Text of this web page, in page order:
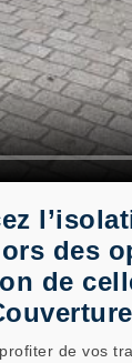
des
de
de vos